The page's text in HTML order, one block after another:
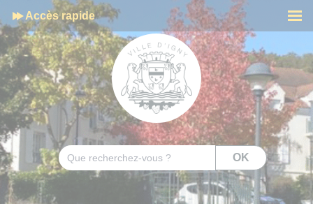
Accès rapide
Rechercher OK
Cookies management panel